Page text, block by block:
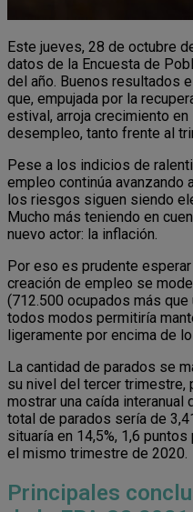
Este jueves, 28 de octubre
datos de la Encuesta de
del año. Buenos resultados
que, empujada por la
estival, arroja crecimiento en
desempleo, tanto frente al
Pese a los indicios de
empleo continúa avanzando
los riesgos siguen siendo
Mucho más teniendo en
nuevo actor: la inflación.
Por eso es prudente
creación de empleo se
(712.500 ocupados más que
todos modos permitiría
ligeramente por encima de
La cantidad de parados se
su nivel del tercer trimestre,
mostrar una caída interanual
total de parados sería de
situaría en 14,5%, 1,6
el mismo trimestre de 2020.
Principales